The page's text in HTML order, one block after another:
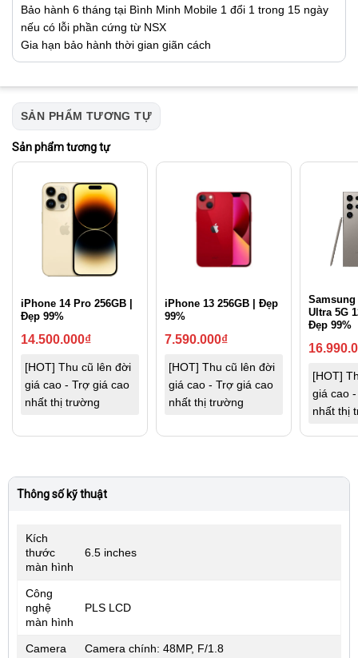
Bảo hành 6 tháng tại Bình Minh Mobile 1 đổi 1 trong 15 ngày
nếu có lỗi phần cứng từ NSX
Gia hạn bảo hành thời gian giãn cách
SẢN PHẨM TƯƠNG TỰ
Sản phẩm tương tự
iPhone 14 Pro 256GB |
Đẹp 99%
14.500.000₫
[HOT] Thu cũ lên đời
giá cao - Trợ giá cao
nhất thị trường
iPhone 13 256GB | Đẹp
99%
7.590.000₫
[HOT] Thu cũ lên đời
giá cao - Trợ giá cao
nhất thị trường
Samsung
Ultra 5G
Đẹp 99%
[HOT]
giá cao
nhất thị
Thông số kỹ thuật
Kích
thước
màn hình
6.5 inches
Công
nghệ
màn hình
PLS LCD
Camera
Camera chính: 48MP, F/1.8